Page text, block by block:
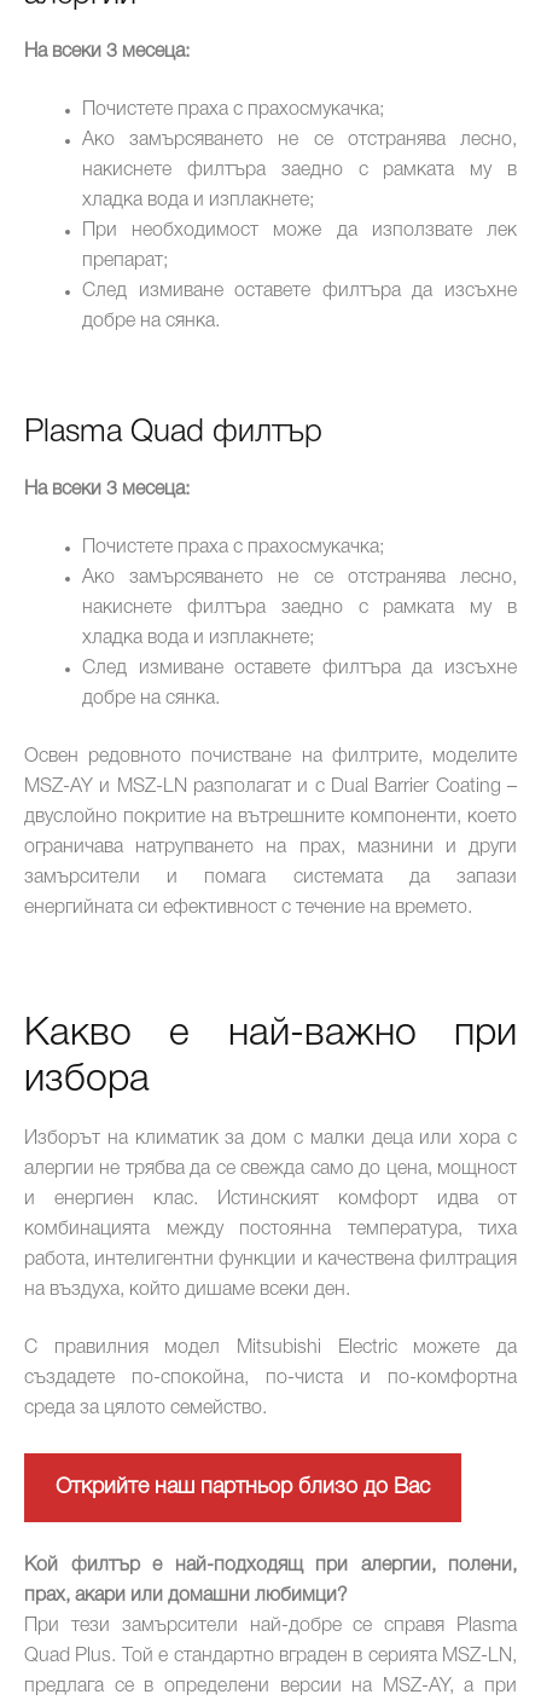
На всеки 3 месеца:
Почистете праха с прахосмукачка;
Ако замърсяването не се отстранява лесно,
накиснете филтъра заедно с рамката му в
хладка вода и изплакнете;
При необходимост може да използвате лек
препарат;
След измиване оставете филтъра да изсъхне
добре на сянка.
Plasma Quad филтър
На всеки 3 месеца:
Почистете праха с прахосмукачка;
Ако замърсяването не се отстранява лесно,
накиснете филтъра заедно с рамката му в
хладка вода и изплакнете;
След измиване оставете филтъра да изсъхне
добре на сянка.
Освен редовното почистване на филтрите, моделите
MSZ-AY и MSZ-LN разполагат и с Dual Barrier Coating –
двуслойно покритие на вътрешните компоненти, което
ограничава натрупването на прах, мазнини и други
замърсители и помага системата да запази
енергийната си ефективност с течение на времето.
Какво е най-важно при
избора
Изборът на климатик за дом с малки деца или хора с
алергии не трябва да се свежда само до цена, мощност
и енергиен клас. Истинският комфорт идва от
комбинацията между постоянна температура, тиха
работа, интелигентни функции и качествена филтрация
на въздуха, който дишаме всеки ден.
С правилния модел Mitsubishi Electric можете да
създадете по-спокойна, по-чиста и по-комфортна
среда за цялото семейство.
Открийте наш партньор близо до Вас
Кой филтър е най-подходящ при алергии, полени,
прах, акари или домашни любимци?
При тези замърсители най-добре се справя Plasma
Quad Plus. Той е стандартно вграден в серията MSZ-LN,
предлага се в определени версии на MSZ-AY, а при